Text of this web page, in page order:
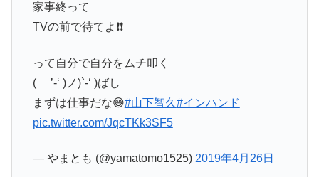
家事終って
TVの前で待てよ❗❗
って自分で自分をムチ叩く
( ’-‘ )ノ)`-‘ )ばし
まずは仕事だな😅#山下智久 #インハンド
pic.twitter.com/JqcTKk3SF5
— やまとも (@yamatomo1525) 2019年4月26日